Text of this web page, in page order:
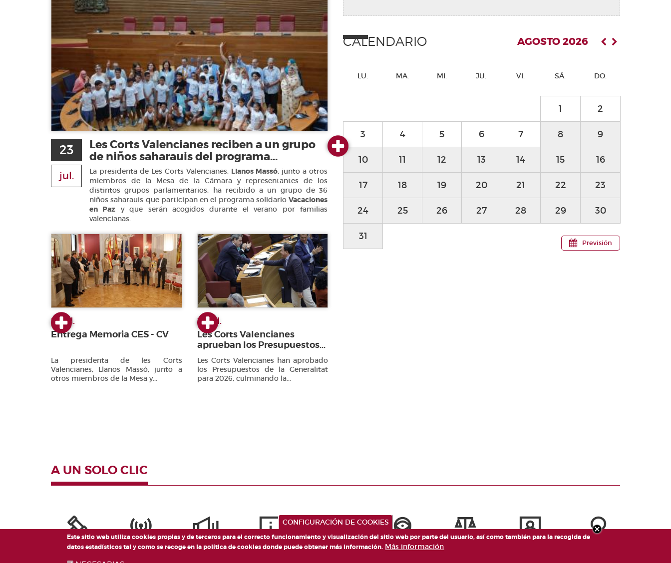
23
jul.
Les Corts Valencianes reciben a un grupo
de niños saharauis del programa...
La presidenta de Les Corts Valencianes, Llanos Massó, junto a otros
miembros de la Mesa de la Cámara y representantes de los
distintos grupos parlamentarios, ha recibido a un grupo de 36
niños saharauis que participan en el programa solidario Vacaciones
en Paz y que serán acogidos durante el verano por familias
valencianas.
23 jul.
Entrega Memoria CES - CV
La presidenta de les Corts
Valencianes, Llanos Massó, junto a
otros miembros de la Mesa y...
22 jul.
Les Corts Valencianes
aprueban los Presupuestos...
Les Corts Valencianes han aprobado
los Presupuestos de la Generalitat
para 2026, culminando la...
CALENDARIO
Previsión
AGOSTO 2026
LU. MA. MI. JU. VI. SÁ. DO.
1 2
3 4 5 6 7 8 9
10 11 12 13 14 15 16
17 18 19 20 21 22 23
24 25 26 27 28 29 30
31
A UN SOLO CLIC
CONFIGURACIÓN DE COOKIES
Este sitio web utiliza cookies propias y de terceros para el correcto funcionamiento y visualización del sitio web por parte del usuario, así como también para la recogida de
datos estadísticos tal y como se recoge en la política de cookies donde puede obtener más información. Más información